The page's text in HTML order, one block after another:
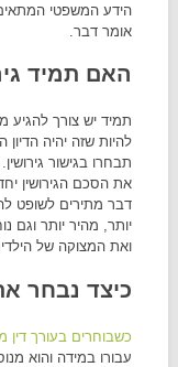
הידע המשפטי
אומר דבר.
האם תמיד
תמיד יש צורך להגיע
להיות שזה יהיה
תבחרו בגישור
את הסכם הגירושין
דבר מתירים לשופט
יותר, מהיר יותר וגם
ואת המצוקה של
כיצד נבחר
כשבוחרים בעורך
עבורו במידה והוא